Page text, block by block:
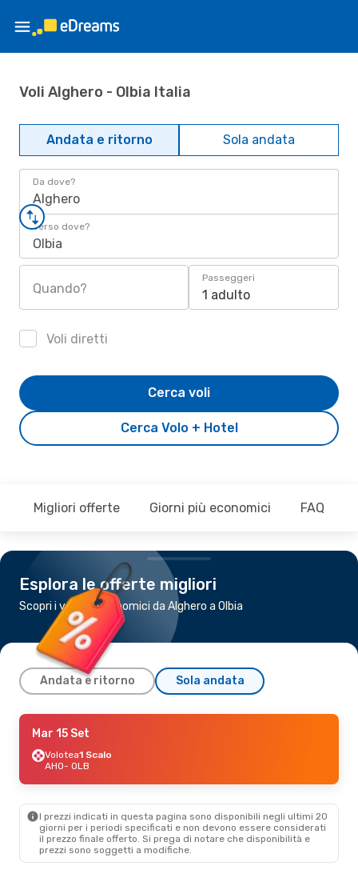
Voli Alghero - Olbia Italia
Andata e ritorno Sola andata
Da dove?
Alghero
Verso dove?
Olbia
Quando?
Passeggeri
1 adulto
Voli diretti
Cerca Volo + Hotel
Cerca voli
Migliori offerte Giorni più economici FAQ
Esplora le offerte migliori
Scopri i voli più economici da Alghero a Olbia
Andata e ritorno Sola andata
Sab 29 Ago
Aeroitalia1 Scalo
AHO- OLB
OLB- AHO
Mar 15 Set
Volotea1 Scalo
AHO- OLB
I prezzi indicati in questa pagina sono disponibili negli ultimi 20
giorni per i periodi specificati e non devono essere considerati
il ​​prezzo finale offerto. Si prega di notare che disponibilità e
prezzi sono soggetti a modifiche.